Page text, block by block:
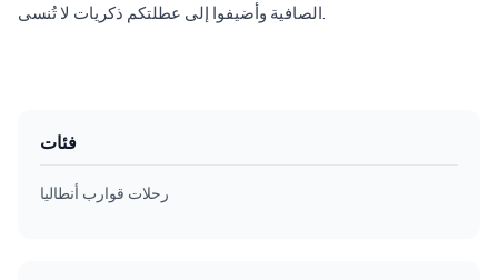
الصافية وأضيفوا إلى عطلتكم ذكريات لا تُنسى.
فئات
رحلات قوارب أنطاليا